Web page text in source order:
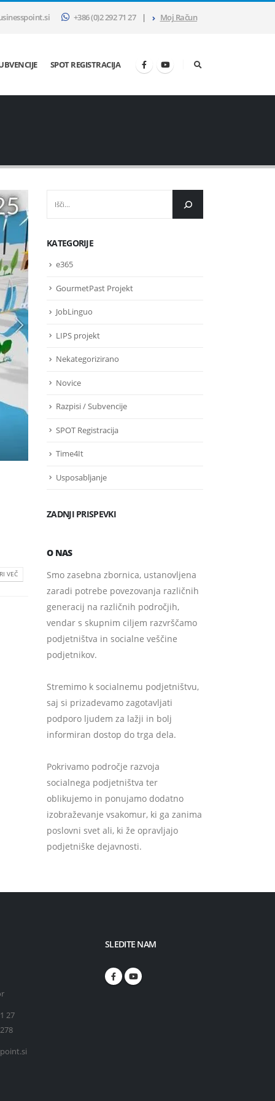
+386 (0)2 292 71 27 | Moj Račun
SPOT REGISTRACIJA
VEČ
KATEGORIJE
e365
GourmetPast Projekt
JobLinguo
LIPS projekt
Nekategorizirano
Novice
Razpisi / Subvencije
SPOT Registracija
Time4It
Usposabljanje
ZADNJI PRISPEVKI
O NAS
Smo zasebna zbornica, ustanovljena
zaradi potrebe povezovanja različnih
generacij na različnih področjih,
vendar s skupnim ciljem razvrščamo
podjetništva in socialne veščine
podjetnikov.
Stremimo k socialnemu podjetništvu,
saj si prizadevamo zagotavljati
podporo ljudem za lažji in bolj
informiran dostop do trga dela.
Pokrivamo področje razvoja
socialnega podjetništva ter
oblikujemo in ponujamo dodatno
izobraževanje vsakomur, ki ga zanima
poslovni svet ali, ki že opravljajo
podjetniške dejavnosti.
27
SLEDITE NAM